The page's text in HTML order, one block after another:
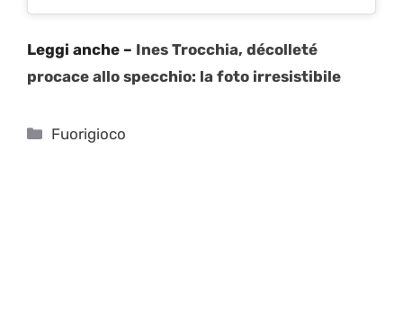
Leggi anche – Ines Trocchia, décolleté
procace allo specchio: la foto irresistibile
Categorie
Fuorigioco